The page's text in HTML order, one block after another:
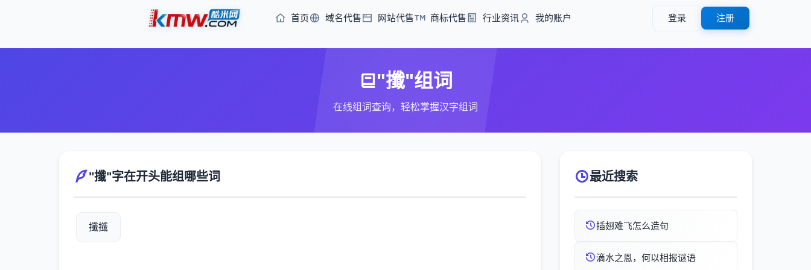
首页 域名代售 网站代售 商标代售 行业资讯 我的账户 登录 注册
"攕"组词
在线组词查询，轻松掌握汉字组词
"攕"字在开头能组哪些词
攕攕
最近搜索
插翅难飞怎么造句
滴水之恩，何以相报谜语